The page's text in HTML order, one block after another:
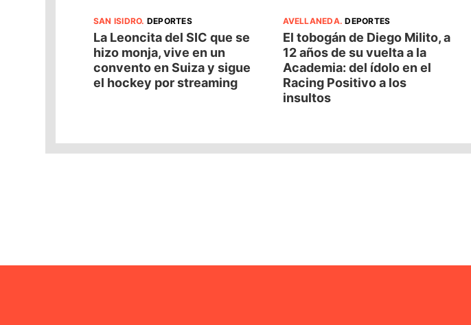
SAN ISIDRO. DEPORTES
La Leoncita del SIC que se
hizo monja, vive en un
convento en Suiza y sigue
el hockey por streaming
AVELLANEDA.DEPORTES
El tobogán de Diego Milito, a
12 años de su vuelta a la
Academia: del ídolo en el
Racing Positivo a los
insultos